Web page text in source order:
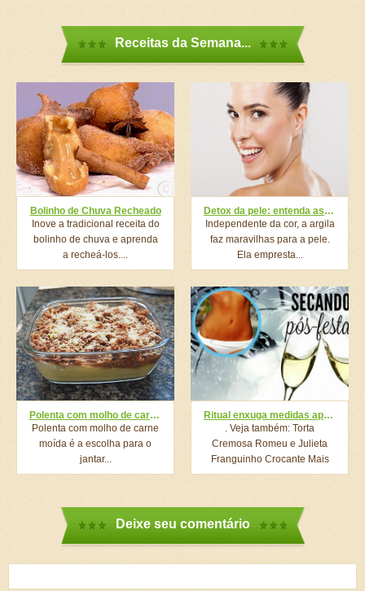
Receitas da Semana...
Bolinho de Chuva Recheado
Inove a tradicional receita do
bolinho de chuva e aprenda
a recheá-los....
Detox da pele: entenda as diferenças entre as cores de argila
Independente da cor, a argila
faz maravilhas para a pele.
Ela empresta...
Polenta com molho de carne moída
Polenta com molho de carne
moída é a escolha para o
jantar...
Ritual enxuga medidas após o Ano-Novo: 9 passos vão te deixar mais leve em janeiro
. Veja também: Torta
Cremosa Romeu e Julieta
Franguinho Crocante Mais
Fácil...
Deixe seu comentário